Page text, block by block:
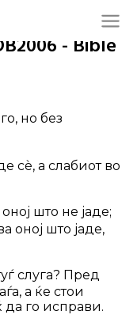
- Bible
но без
сѐ, а слабиот во
што не јаде;
оној што јаде,
слу­га? Пред
а ќе стои
го исправи.